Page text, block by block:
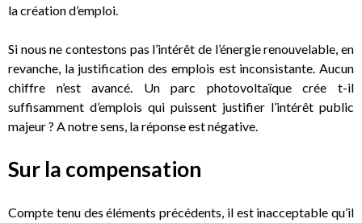
la création d’emploi.
Si nous ne contestons pas l’intérêt de l’énergie renouvelable, en
revanche, la justification des emplois est inconsistante. Aucun
chiffre n’est avancé. Un parc photovoltaïque crée t-il
suffisamment d’emplois qui puissent justifier l’intérêt public
majeur ? A notre sens, la réponse est négative.
Sur la compensation
Compte tenu des éléments précédents, il est inacceptable qu’il